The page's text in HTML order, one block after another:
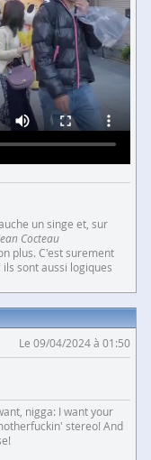
un singe et, sur
Cocteau
plus. C'est surement
sont aussi logiques
Le 09/04/2024 à 01:50
nigga: I want your
stereo! And